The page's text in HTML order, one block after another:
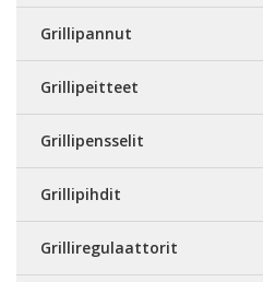
Grillipannut
Grillipeitteet
Grillipensselit
Grillipihdit
Grilliregulaattorit